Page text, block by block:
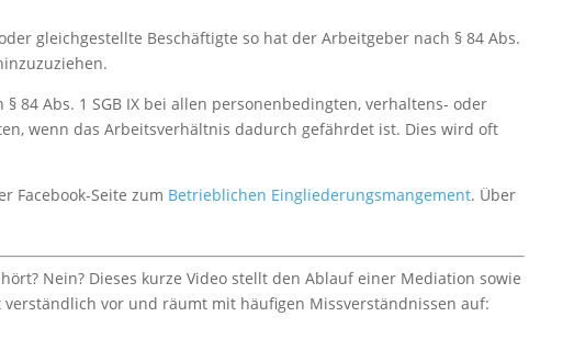
gleichgestellte Beschäftigte so hat der Arbeitgeber nach § 84 Abs.
84 Abs. 1 SGB IX bei allen personenbedingten, verhaltens- oder
wenn das Arbeitsverhältnis dadurch gefährdet ist. Dies wird oft
Facebook-Seite zum Betrieblichen Eingliederungsmangement. Über
Nein? Dieses kurze Video stellt den Ablauf einer Mediation sowie
vor und räumt mit häufigen Missverständnissen auf: